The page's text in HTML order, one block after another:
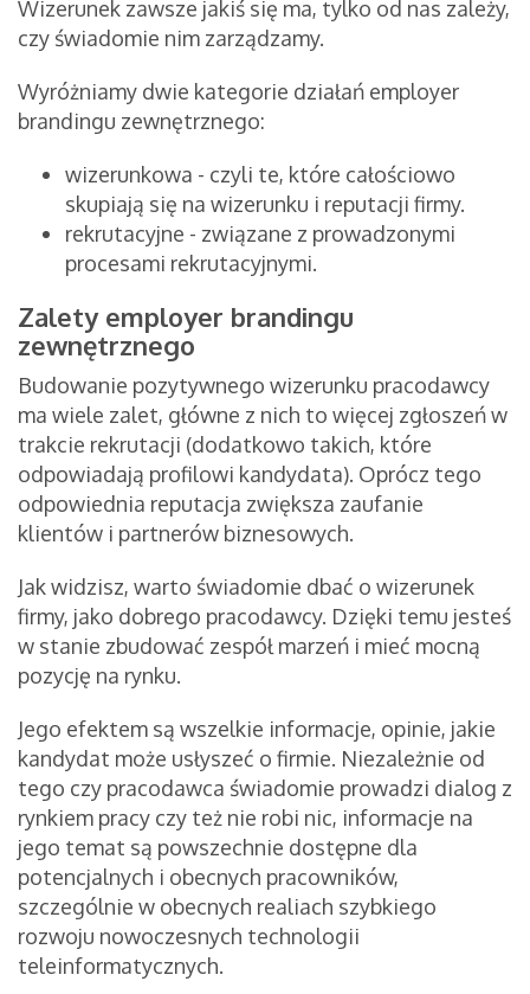
Wizerunek zawsze jakiś się ma, tylko od nas zależy,
czy świadomie nim zarządzamy.
Wyróżniamy dwie kategorie działań employer
brandingu zewnętrznego:
wizerunkowa - czyli te, które całościowo
skupiają się na wizerunku i reputacji firmy.
rekrutacyjne - związane z prowadzonymi
procesami rekrutacyjnymi.
Zalety employer brandingu
zewnętrznego
Budowanie pozytywnego wizerunku pracodawcy
ma wiele zalet, główne z nich to więcej zgłoszeń w
trakcie rekrutacji (dodatkowo takich, które
odpowiadają profilowi kandydata). Oprócz tego
odpowiednia reputacja zwiększa zaufanie
klientów i partnerów biznesowych.
Jak widzisz, warto świadomie dbać o wizerunek
firmy, jako dobrego pracodawcy. Dzięki temu jesteś
w stanie zbudować zespół marzeń i mieć mocną
pozycję na rynku.
Jego efektem są wszelkie informacje, opinie, jakie
kandydat może usłyszeć o firmie. Niezależnie od
tego czy pracodawca świadomie prowadzi dialog z
rynkiem pracy czy też nie robi nic, informacje na
jego temat są powszechnie dostępne dla
potencjalnych i obecnych pracowników,
szczególnie w obecnych realiach szybkiego
rozwoju nowoczesnych technologii
teleinformatycznych.